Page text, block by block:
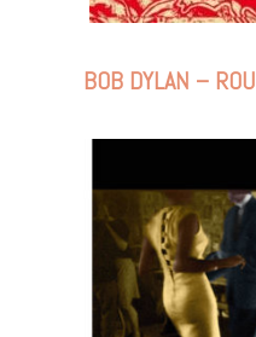
BOB DYLAN –